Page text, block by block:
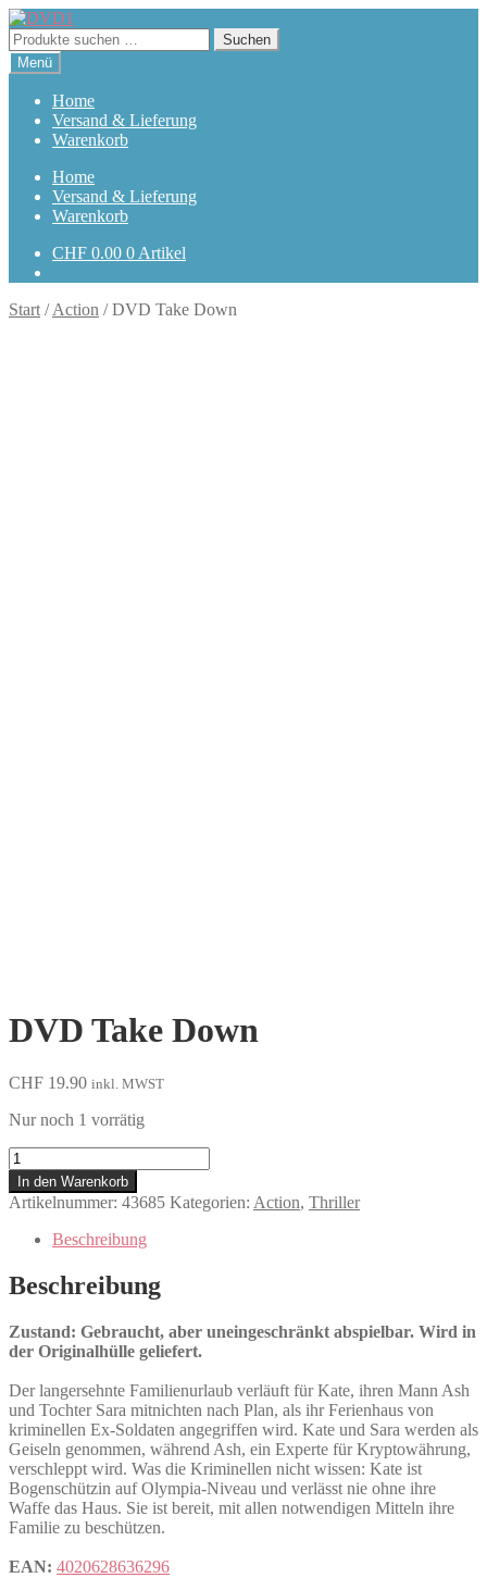
Zur
Navigation
springen
Zum
Inhalt
springen
Suchen
nach:
Suchen
Menü
Home
Versand & Lieferung
Warenkorb
Home
Versand & Lieferung
Warenkorb
CHF 0.00 0 Artikel
Start /Action /DVD Take Down
DVD Take Down
CHF 19.90 inkl. MWST
Nur noch 1 vorrätig
Take
Down
Menge
In den Warenkorb
Artikelnummer: 43685 Kategorien: Action, Thriller
Beschreibung
Beschreibung
Zustand: Gebraucht, aber uneingeschränkt abspielbar. Wird in
der Originalhülle geliefert.
Der langersehnte Familienurlaub verläuft für Kate, ihren Mann Ash
und Tochter Sara mitnichten nach Plan, als ihr Ferienhaus von
kriminellen Ex-Soldaten angegriffen wird. Kate und Sara werden als
Geiseln genommen, während Ash, ein Experte für Kryptowährung,
verschleppt wird. Was die Kriminellen nicht wissen: Kate ist
Bogenschützin auf Olympia-Niveau und verlässt nie ohne ihre
Waffe das Haus. Sie ist bereit, mit allen notwendigen Mitteln ihre
Familie zu beschützen.
EAN: 4020628636296